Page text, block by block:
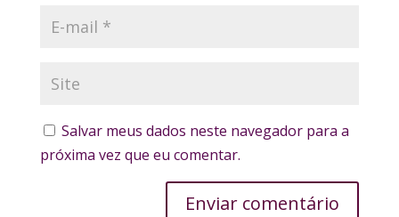
Salvar meus dados neste navegador para a
próxima vez que eu comentar.
Enviar comentário